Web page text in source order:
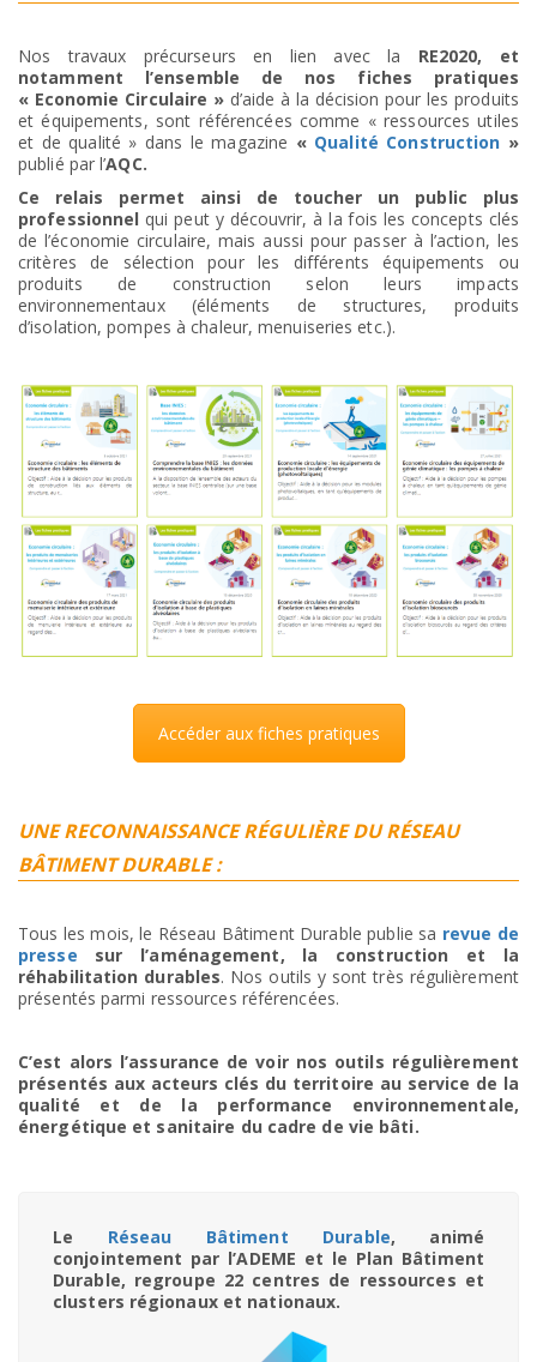
Nos travaux précurseurs en lien avec la RE2020, et
notamment
l’ensemble de nos
fiches pratiques
« Economie Circulaire » d’aide à la décision pour les produits
et équipements, sont référencées comme « ressources utiles
et de qualité » dans le magazine « Qualité Construction »
publié par l’AQC.
Ce relais permet ainsi de toucher un public plus
professionnel qui peut y découvrir, à la fois les concepts clés
de l’économie circulaire, mais aussi pour passer à l’action, les
critères de sélection pour les différents équipements ou
produits de construction selon leurs impacts
environnementaux (éléments de structures, produits
d’isolation, pompes à chaleur, menuiseries etc.).
Accéder aux fiches pratiques
UNE RECONNAISSANCE RÉGULIÈRE DU RÉSEAU
BÂTIMENT DURABLE :
Tous les mois, le Réseau Bâtiment Durable publie sa revue de
presse sur l’aménagement, la construction et la
réhabilitation durables. Nos outils y sont très régulièrement
présentés parmi ressources référencées.
C’est alors l’assurance de voir nos outils régulièrement
présentés aux acteurs clés du territoire au service de la
qualité et de la performance environnementale,
énergétique et sanitaire du cadre de vie bâti.
Le Réseau Bâtiment Durable, animé
conjointement par l’ADEME et le Plan Bâtiment
Durable, regroupe 22 centres de ressources et
clusters régionaux et nationaux.